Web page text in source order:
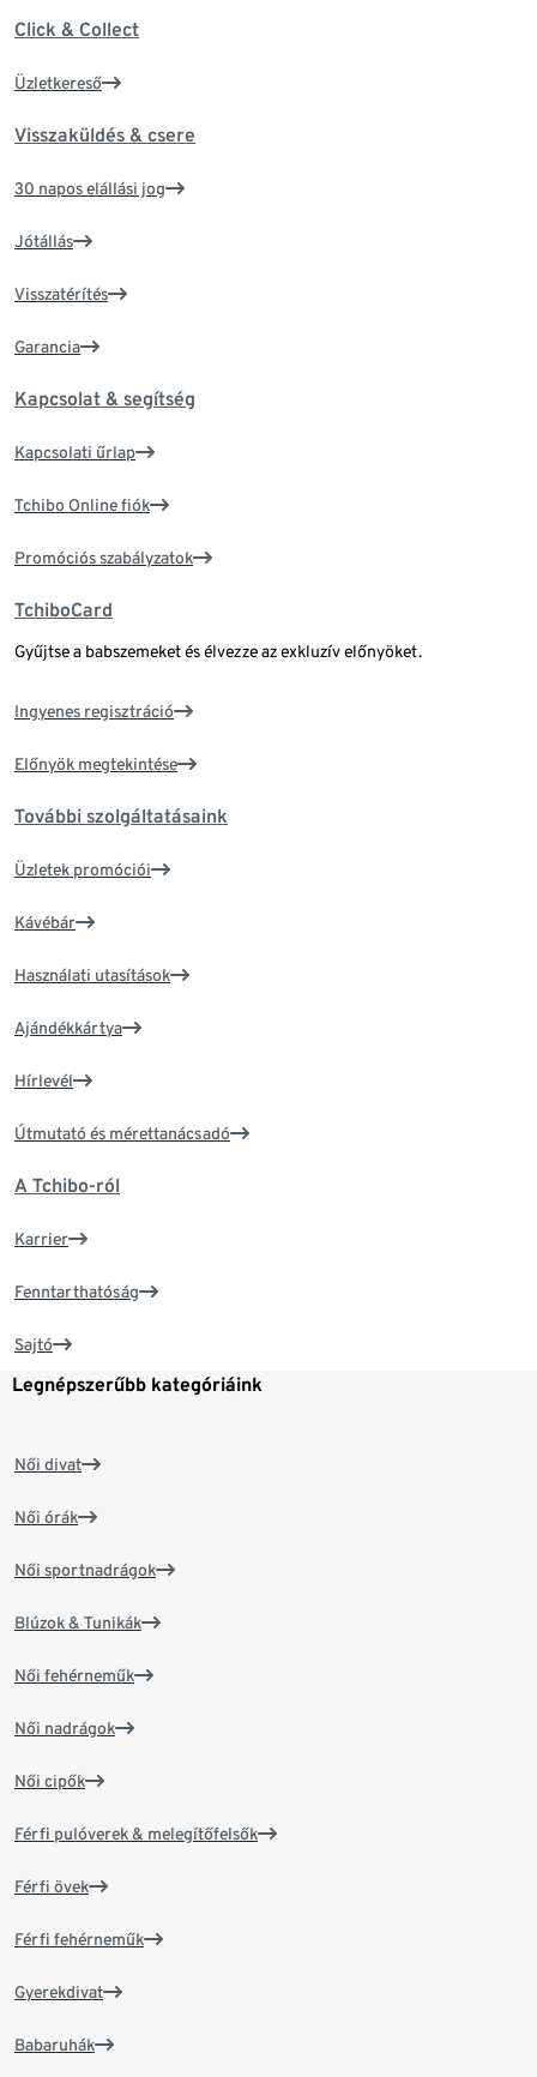
Click & Collect
Üzletkereső
Visszaküldés & csere
30 napos elállási jog
Jótállás
Visszatérítés
Garancia
Kapcsolat & segítség
Kapcsolati űrlap
Tchibo Online fiók
Promóciós szabályzatok
TchiboCard
Gyűjtse a babszemeket és élvezze az exkluzív előnyöket.
Ingyenes regisztráció
Előnyök megtekintése
További szolgáltatásaink
Üzletek promóciói
Kávébár
Használati utasítások
Ajándékkártya
Hírlevél
Útmutató és mérettanácsadó
A Tchibo-ról
Karrier
Fenntarthatóság
Sajtó
Legnépszerűbb kategóriáink
Női divat
Női órák
Női sportnadrágok
Blúzok & Tunikák
Női fehérneműk
Női nadrágok
Női cipők
Férfi pulóverek & melegítőfelsők
Férfi övek
Férfi fehérneműk
Gyerekdivat
Babaruhák